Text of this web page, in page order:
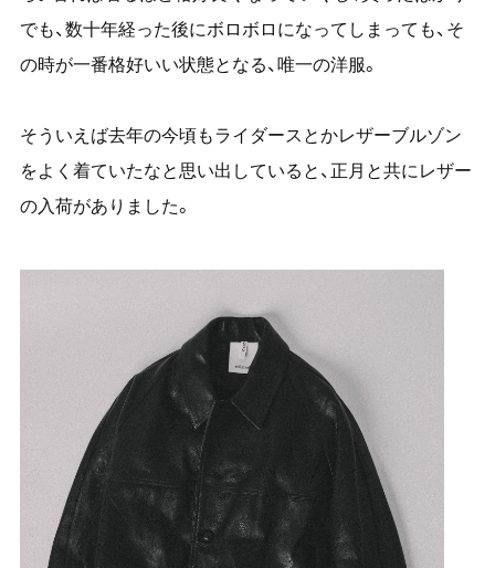
でも、数十年経った後にボロボロになってしまっても、そ
の時が一番格好いい状態となる、唯一の洋服。
そういえば去年の今頃もライダースとかレザーブルゾン
をよく着ていたなと思い出していると、正月と共にレザー
の入荷がありました。